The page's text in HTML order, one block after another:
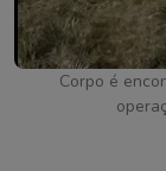
Corpo é